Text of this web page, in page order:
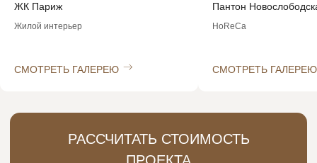
Пантон Новослободская
HoReCa
СМОТРЕТЬ ГАЛЕРЕЮ
Nebar
Реализация под ключ за
СМОТРЕТЬ ГАЛЕРЕЮ